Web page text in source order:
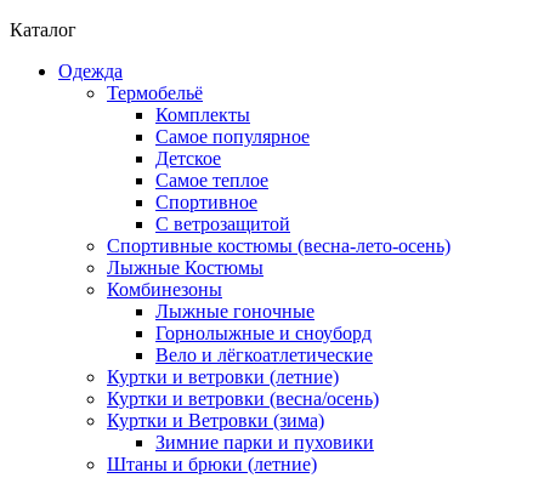
Каталог
Одежда
Термобельё
Комплекты
Самое популярное
Детское
Самое теплое
Спортивное
С ветрозащитой
Спортивные костюмы (весна-лето-осень)
Лыжные Костюмы
Комбинезоны
Лыжные гоночные
Горнолыжные и сноуборд
Вело и лёгкоатлетические
Куртки и ветровки (летние)
Куртки и ветровки (весна/осень)
Куртки и Ветровки (зима)
Зимние парки и пуховики
Штаны и брюки (летние)